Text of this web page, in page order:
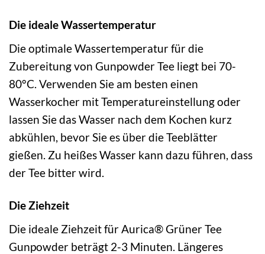
Die ideale Wassertemperatur
Die optimale Wassertemperatur für die
Zubereitung von Gunpowder Tee liegt bei 70-
80°C. Verwenden Sie am besten einen
Wasserkocher mit Temperatureinstellung oder
lassen Sie das Wasser nach dem Kochen kurz
abkühlen, bevor Sie es über die Teeblätter
gießen. Zu heißes Wasser kann dazu führen, dass
der Tee bitter wird.
Die Ziehzeit
Die ideale Ziehzeit für Aurica® Grüner Tee
Gunpowder beträgt 2-3 Minuten. Längeres